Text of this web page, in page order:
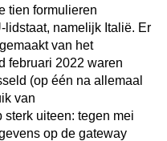
tien formulieren
lidstaat, namelijk Italië. Er
van het
februari 2022 waren
(op één na allemaal
van
uiteen: tegen mei
op de gateway